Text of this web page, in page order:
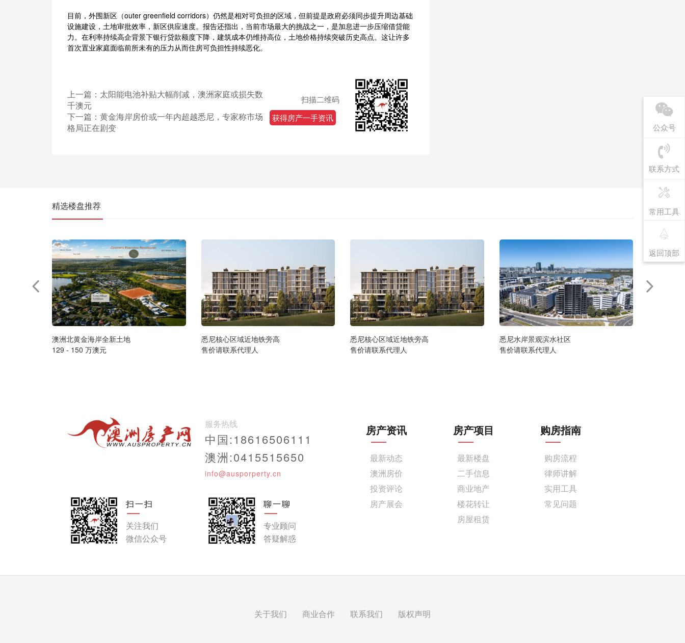
目前，外围新区（outer greenfield corridors）仍然是相对可负担的区域，但前提是政府必须同步提升周边基础
设施建设，土地审批效率，新区供应速度。报告还指出，当前市场最大的挑战之一，是加息进一步压缩借贷能
力。在利率持续高企背景下银行贷款额度下降，建筑成本仍维持高位，土地价格持续突破历史高点。这让许多
首次置业家庭面临前所未有的压力从而住房可负担性持续恶化。
上一篇： 太阳能电池补贴大幅削减，澳洲家庭或损失数
千澳元
下一篇： 黄金海岸房价或一年内超越悉尼，专家称市场
格局正在剧变
扫描二维码
获得房产一手资讯
精选楼盘推荐
澳洲北黄金海岸全新土地
129 - 150 万澳元
悉尼核心区域近地铁旁高
售价请联系代理人
悉尼核心区域近地铁旁高
售价请联系代理人
悉尼水岸景观滨水社区
售价请联系代理人
服务热线
中国:18616506111
澳洲:0415515650
info@ausporperty.cn
扫一扫
关注我们
微信公众号
聊一聊
专业顾问
答疑解惑
房产资讯
最新动态
澳洲房价
投资评论
房产展会
房产项目
最新楼盘
二手信息
商业地产
楼花转让
房屋租赁
购房指南
购房流程
律师讲解
实用工具
常见问题
关于我们 商业合作 联系我们 版权声明
公众号
联系方式
常用工具
返回顶部